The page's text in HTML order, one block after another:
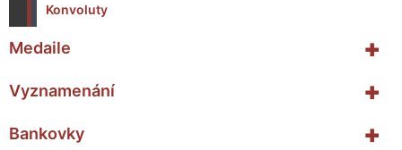
Konvoluty
+
Medaile
+
Vyznamenání
+
Bankovky